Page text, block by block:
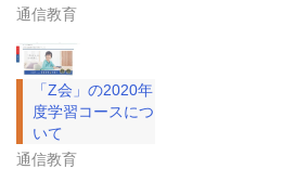
通信教育
「Z会」の2020年
度学習コースにつ
いて
通信教育